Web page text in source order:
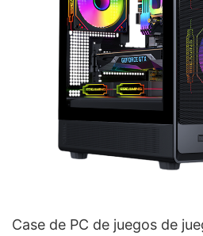
Case de PC de juegos de